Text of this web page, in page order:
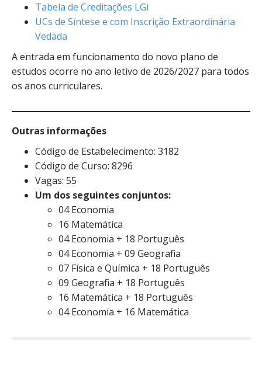
Tabela de Creditações LGi
UCs de Síntese e com Inscrição Extraordinária
Vedada
A entrada em funcionamento do novo plano de
estudos ocorre no ano letivo de 2026/2027 para todos
os anos curriculares.
Outras informações
Código de Estabelecimento: 3182
Código de Curso: 8296
Vagas: 55
Um dos seguintes conjuntos:
04 Economia
16 Matemática
04 Economia + 18 Português
04 Economia + 09 Geografia
07 Física e Química + 18 Português
09 Geografia + 18 Português
16 Matemática + 18 Português
04 Economia + 16 Matemática